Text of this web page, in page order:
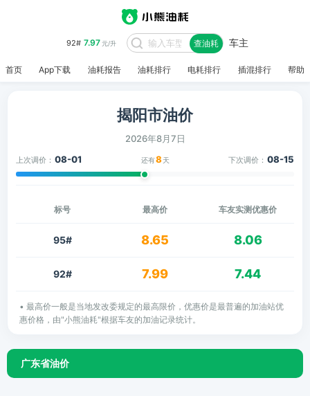
92# 7.97元/升 查油耗 车主
首页 App下载 油耗报告 油耗排行 电耗排行 插混排行 帮助
揭阳市油价
2026年8月7日
上次调价： 08-01 还有8 天 下次调价： 08-15
标号 最高价 车友实测优惠价
95# 8.65 8.06
92# 7.99 7.44
• 最高价一般是当地发改委规定的最高限价，优惠价是最普遍的加油站优
惠价格，由"小熊油耗"根据车友的加油记录统计。
广东省油价